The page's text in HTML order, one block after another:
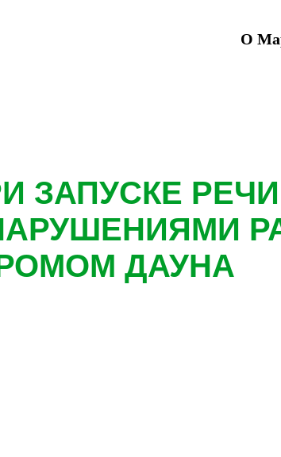
О
ЗАПУСКЕ
ДАУНА